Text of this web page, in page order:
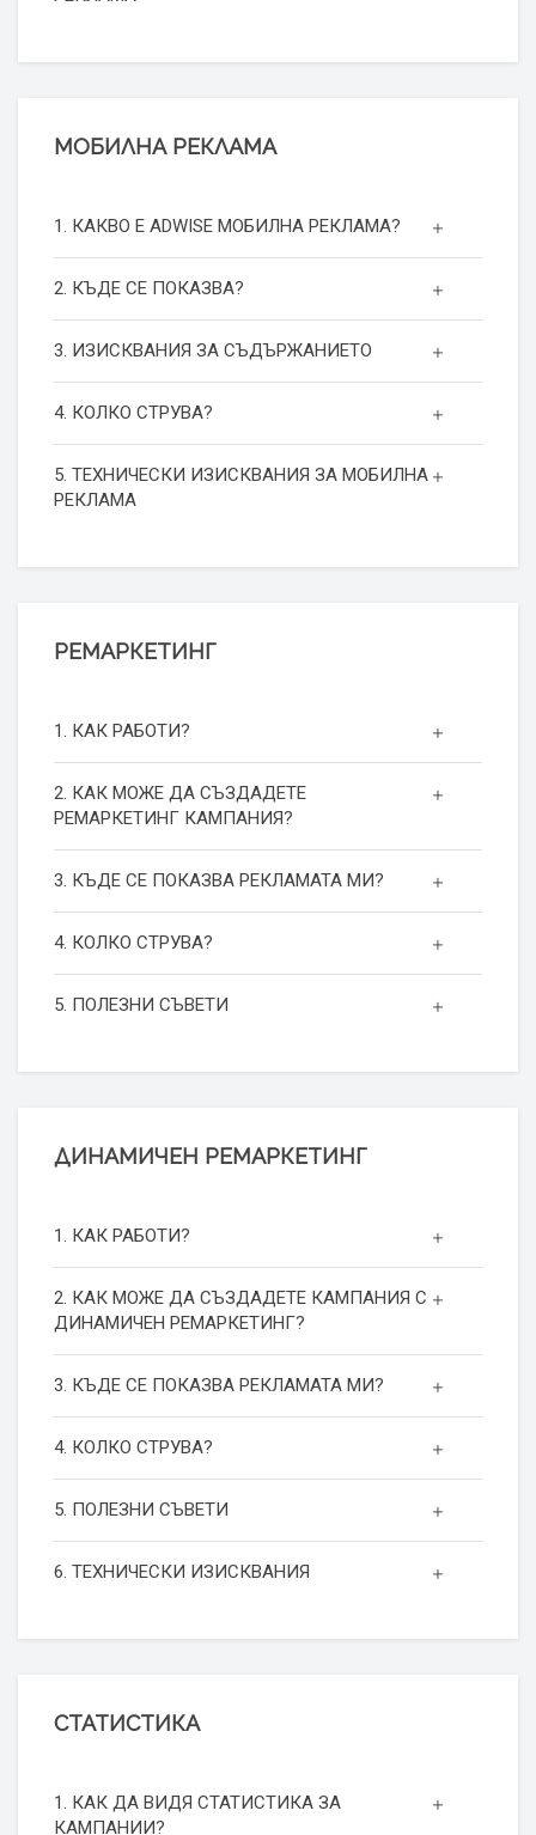
МОБИЛНА РЕКЛАМА
1. КАКВО Е ADWISE МОБИЛНА РЕКЛАМА?
2. КЪДЕ СЕ ПОКАЗВА?
3. ИЗИСКВАНИЯ ЗА СЪДЪРЖАНИЕТО
4. КОЛКО СТРУВА?
5. ТЕХНИЧЕСКИ ИЗИСКВАНИЯ ЗА МОБИЛНА
РЕКЛАМА
РЕМАРКЕТИНГ
1. КАК РАБОТИ?
2. КАК МОЖЕ ДА СЪЗДАДЕТЕ
РЕМАРКЕТИНГ КАМПАНИЯ?
3. КЪДЕ СЕ ПОКАЗВА РЕКЛАМАТА МИ?
4. КОЛКО СТРУВА?
5. ПОЛЕЗНИ СЪВЕТИ
ДИНАМИЧЕН РЕМАРКЕТИНГ
1. КАК РАБОТИ?
2. КАК МОЖЕ ДА СЪЗДАДЕТЕ КАМПАНИЯ С
ДИНАМИЧЕН РЕМАРКЕТИНГ?
3. КЪДЕ СЕ ПОКАЗВА РЕКЛАМАТА МИ?
4. КОЛКО СТРУВА?
5. ПОЛЕЗНИ СЪВЕТИ
6. ТЕХНИЧЕСКИ ИЗИСКВАНИЯ
СТАТИСТИКА
1. КАК ДА ВИДЯ СТАТИСТИКА ЗА
КАМПАНИИ?